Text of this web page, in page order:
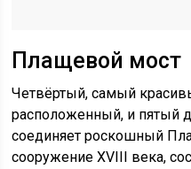
Плащевой мост
Четвёртый, самый
расположенный, и пятый
соединяет роскошный
сооружение XVIII века,